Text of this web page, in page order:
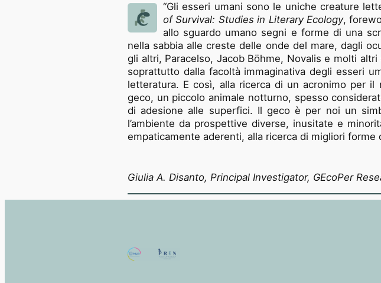
“Gli esseri umani sono le uniche creature
of Survival: Studies in Literary Ecology,
allo sguardo umano segni e forme di una
nella sabbia alle creste delle onde del mare, dagli
gli altri, Paracelso, Jacob Böhme, Novalis e molti
soprattutto dalla facoltà immaginativa degli esseri
letteratura. E così, alla ricerca di un acronimo per
geco, un piccolo animale notturno, spesso
di adesione alle superfici. Il geco è per noi un
l’ambiente da prospettive diverse, inusitate e
empaticamente aderenti, alla ricerca di migliori forme
Giulia A. Disanto, Principal Investigator, GEcoPer